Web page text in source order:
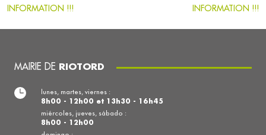
INFORMATION !!!
INFORMATION !!!
MAIRIE DE RIOTORD
lunes, martes, viernes :
8h00 - 12h00 et 13h30 - 16h45
miércoles, jueves, sábado :
8h00 - 12h00